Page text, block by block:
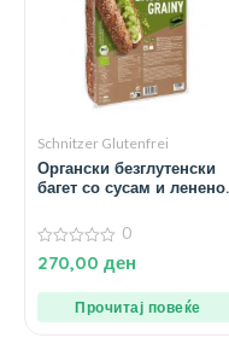
Schnitzer Glutenfrei
Органски безглутенски
багет со сусам и ленено
0
од
0
270,00 ден
Прочитај повеќе